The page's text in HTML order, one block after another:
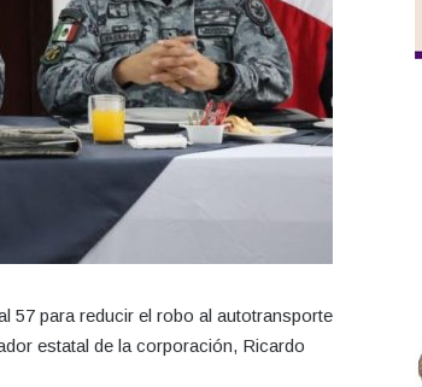
57 para reducir el robo al autotransporte
estatal de la corporación, Ricardo